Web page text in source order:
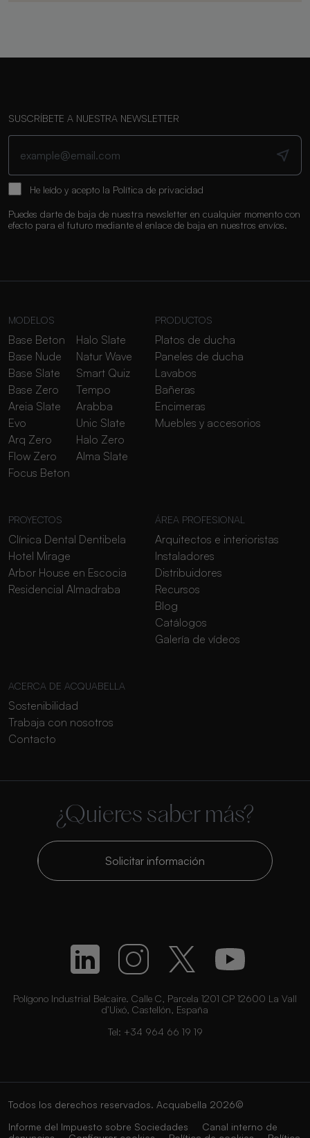
SUSCRÍBETE A NUESTRA NEWSLETTER
He leído y acepto la Política de privacidad
Puedes darte de baja de nuestra newsletter en cualquier momento con
efecto para el futuro mediante el enlace de baja en nuestros envíos.
MODELOS
Base Beton
Base Nude
Base Slate
Base Zero
Areia Slate
Evo
Arq Zero
Flow Zero
Focus Beton
Halo Slate
Natur Wave
Smart Quiz
Tempo
Arabba
Unic Slate
Halo Zero
Alma Slate
PRODUCTOS
Platos de ducha
Paneles de ducha
Lavabos
Bañeras
Encimeras
Muebles y accesorios
PROYECTOS
Clínica Dental Dentibela
Hotel Mirage
Arbor House en Escocia
Residencial Almadraba
ÁREA PROFESIONAL
Arquitectos e interioristas
Instaladores
Distribuidores
Recursos
Blog
Catálogos
Galería de vídeos
ACERCA DE ACQUABELLA
Sostenibilidad
Trabaja con nosotros
Contacto
¿Quieres saber más?
Solicitar información
Polígono Industrial Belcaire. Calle C, Parcela 1201 CP 12600 La Vall
d’Uixó, Castellón, España
Tel: +34 964 66 19 19
Todos los derechos reservados. Acquabella 2026©
Informe del Impuesto sobre Sociedades
Canal interno de